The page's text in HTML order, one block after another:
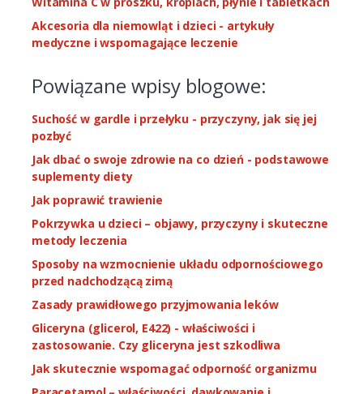
Akcesoria dla niemowląt i dzieci - artykuły
medyczne i wspomagające leczenie
Powiązane wpisy blogowe:
Suchość w gardle i przełyku - przyczyny, jak się jej
pozbyć
Jak dbać o swoje zdrowie na co dzień - podstawowe
suplementy diety
Jak poprawić trawienie
Pokrzywka u dzieci – objawy, przyczyny i skuteczne
metody leczenia
Sposoby na wzmocnienie układu odpornościowego
przed nadchodzącą zimą
Zasady prawidłowego przyjmowania leków
Gliceryna (glicerol, E422) - właściwości i
zastosowanie. Czy gliceryna jest szkodliwa
Jak skutecznie wspomagać odporność organizmu